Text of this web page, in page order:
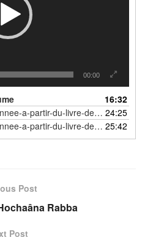
00:00
16:32
du-livre-de-yona-2eme-partie
24:25
du-livre-de-yona-3eme-partie 25:42
Post
Rabba
Post